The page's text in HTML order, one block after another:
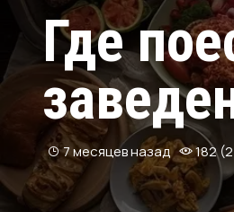
Где
7 месяцев назад 182